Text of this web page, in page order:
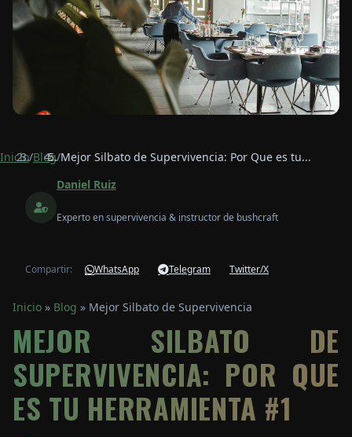
Inicio/Blog/Mejor Silbato de Supervivencia: Por Que es tu...
Daniel Ruiz
Experto en supervivencia & instructor de bushcraft
Compartir: WhatsApp Telegram Twitter/X
Inicio » Blog » Mejor Silbato de Supervivencia
MEJOR SILBATO DE
SUPERVIVENCIA: POR QUE
ES TU HERRAMIENTA #1